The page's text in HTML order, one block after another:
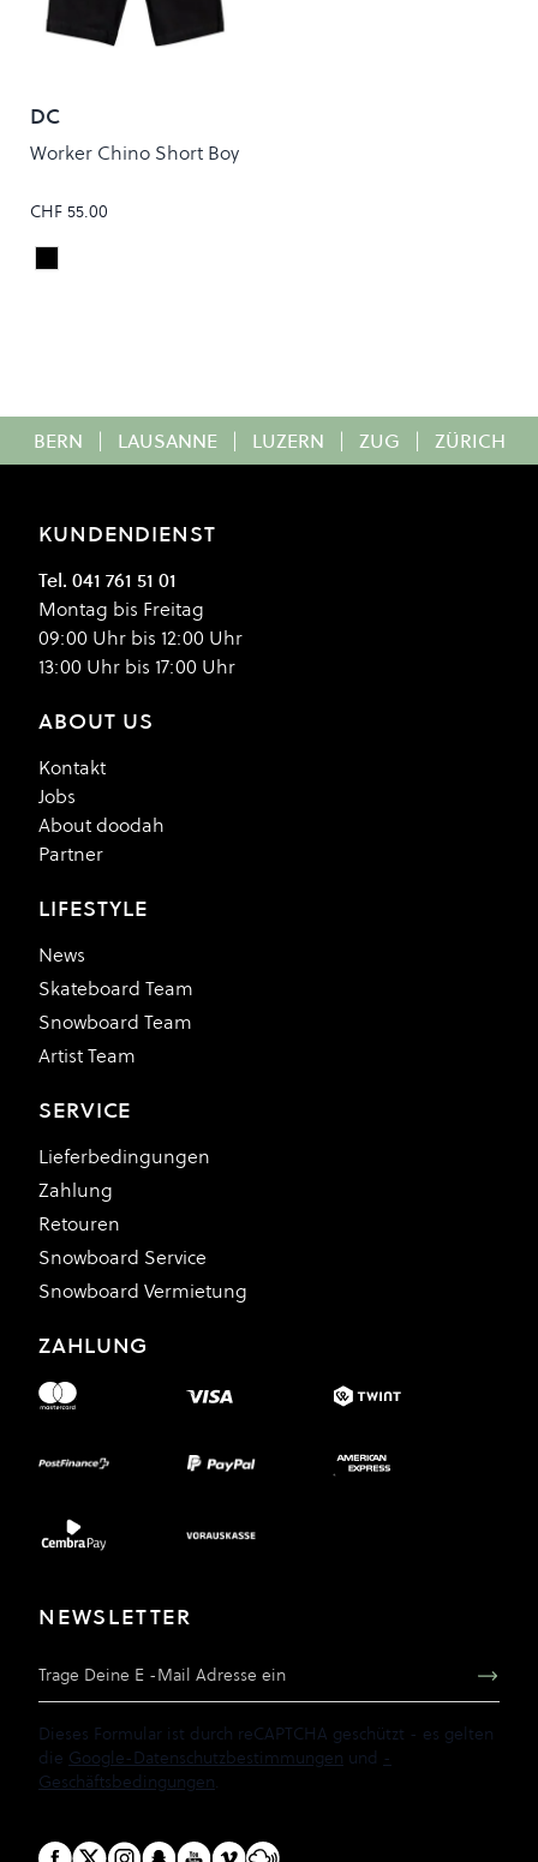
DC
Worker Chino Short Boy
CHF 55.00
Colour
Black
BERN | LAUSANNE | LUZERN | ZUG | ZÜRICH
KUNDENDIENST
Tel. 041 761 51 01
Montag bis Freitag
09:00 Uhr bis 12:00 Uhr
13:00 Uhr bis 17:00 Uhr
ABOUT US
Kontakt
Jobs
About doodah
Partner
LIFESTYLE
News
Skateboard Team
Snowboard Team
Artist Team
SERVICE
Lieferbedingungen
Zahlung
Retouren
Snowboard Service
Snowboard Vermietung
ZAHLUNG
NEWSLETTER
Dieses Formular ist durch reCAPTCHA geschützt - es gelten
die Google-Datenschutzbestimmungen und -
Geschäftsbedingungen.